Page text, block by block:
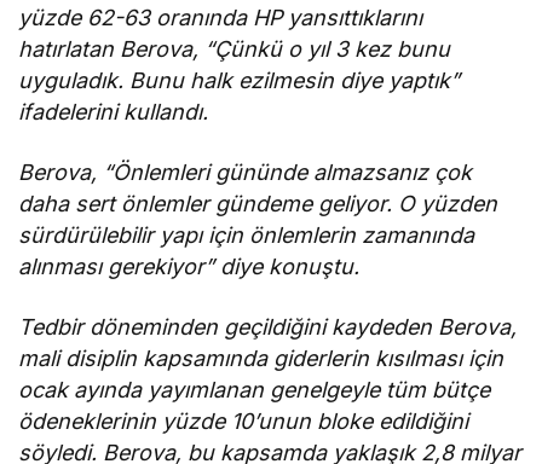
yüzde 62-63 oranında HP yansıttıklarını
hatırlatan Berova, “Çünkü o yıl 3 kez bunu
uyguladık. Bunu halk ezilmesin diye yaptık”
ifadelerini kullandı.
Berova, “Önlemleri gününde almazsanız çok
daha sert önlemler gündeme geliyor. O yüzden
sürdürülebilir yapı için önlemlerin zamanında
alınması gerekiyor” diye konuştu.
Tedbir döneminden geçildiğini kaydeden Berova,
mali disiplin kapsamında giderlerin kısılması için
ocak ayında yayımlanan genelgeyle tüm bütçe
ödeneklerinin yüzde 10’unun bloke edildiğini
söyledi. Berova, bu kapsamda yaklaşık 2,8 milyar